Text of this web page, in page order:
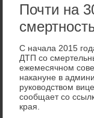
Почти на
С начала 2015
ДТП со
ежемесячном
накануне в
руководством
сообщает со
края.